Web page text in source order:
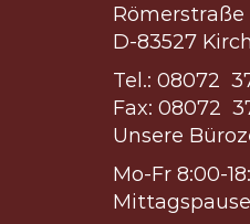
Römerstraße
D-83527
Tel.: 08072
Fax: 08072
Unsere
Mo-Fr 8:00-